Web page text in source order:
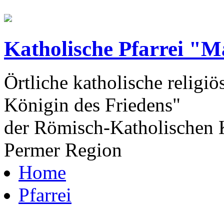
Katholische Pfarrei
Örtliche katholische
Königin des Friedens"
der Römisch-Katholischen
Permer Region
Home
Pfarrei